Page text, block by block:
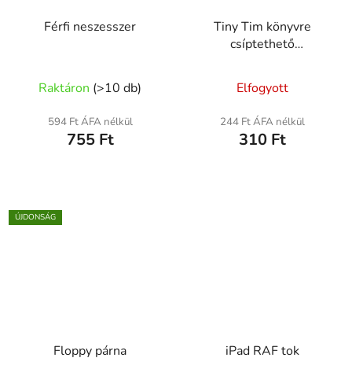
Férfi neszesszer
Raktáron (>10 db)
594 Ft ÁFA nélkül
755 Ft
Tiny Tim könyvre
csíptethető
Elfogyott
244 Ft ÁFA nélkül
310 Ft
ÚJDONSÁG
Floppy párna iPad RAF tok